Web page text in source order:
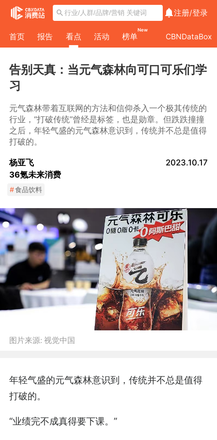
注册/登录
首页 报告 看点 活动 榜单
New
CBNDataBox
告别天真：当元气森林向可口可乐们学
习
元气森林带着互联网的方法和信仰杀入一个极其传统的
行业，“打破传统”曾经是标签，也是勋章。但跌跌撞撞
之后，年轻气盛的元气森林意识到，传统并不总是值得
打破的。
杨亚飞
36氪未来消费
2023.10.17
#食品饮料
图片来源:视觉中国
年轻气盛的元气森林意识到，传统并不总是值得
打破的。
“业绩完不成真得要下课。”